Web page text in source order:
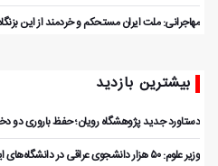
مهاجرانی: ملت ایران مستحکم و خردمند از این
بیشترین بازدید
دستاورد جدید پژوهشگاه رویان؛ حفظ باروری دو
وزیر علوم: ۵۰ هزار دانشجوی عراقی در دانشگاه‌های ایران تحصیل می‌کنند